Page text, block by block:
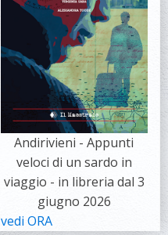
Andirivieni - Appunti
veloci di un sardo in
viaggio - in libreria dal 3
giugno 2026
vedi ORA